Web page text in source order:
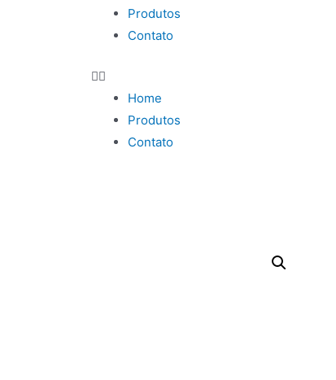
Produtos
Contato
Home
Produtos
Contato